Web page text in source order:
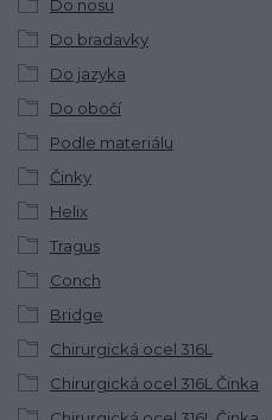
Do nosu
Do bradavky
Do jazyka
Do obočí
Podle materiálu
Činky
Helix
Tragus
Conch
Bridge
Chirurgická ocel 316L
Chirurgická ocel 316L Činka